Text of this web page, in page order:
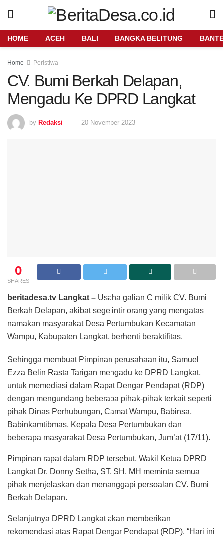
HOME ACEH BALI BANGKA BELITUNG
Home Peristiwa
CV. Bumi Berkah Delapan,
Mengadu Ke DPRD Langkat
by Redaksi 20 November 2023
0
SHARES
beritadesa.tv Langkat – Usaha galian C milik CV. Bumi
Berkah Delapan, akibat segelintir orang yang mengatas
namakan masyarakat Desa Pertumbukan Kecamatan
Wampu, Kabupaten Langkat, berhenti beraktifitas.
Sehingga membuat Pimpinan perusahaan itu, Samuel
Ezza Belin Rasta Tarigan mengadu ke DPRD Langkat,
untuk memediasi dalam Rapat Dengar Pendapat (RDP)
dengan mengundang beberapa pihak-pihak terkait seperti
pihak Dinas Perhubungan, Camat Wampu, Babinsa,
Babinkamtibmas, Kepala Desa Pertumbukan dan
beberapa masyarakat Desa Pertumbukan, Jum’at (17/11).
Pimpinan rapat dalam RDP tersebut, Wakil Ketua DPRD
Langkat Dr. Donny Setha, ST. SH. MH meminta semua
pihak menjelaskan dan menanggapi persoalan CV. Bumi
Berkah Delapan.
Selanjutnya DPRD Langkat akan memberikan
rekomendasi atas Rapat Dengar Pendapat (RDP). “Hari ini